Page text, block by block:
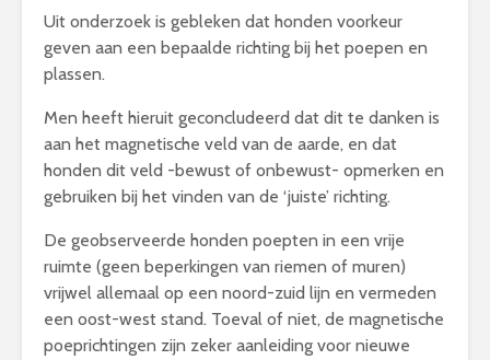
Uit onderzoek is gebleken dat honden voorkeur
geven aan een bepaalde richting bij het poepen en
plassen.
Men heeft hieruit geconcludeerd dat dit te danken is
aan het magnetische veld van de aarde, en dat
honden dit veld -bewust of onbewust- opmerken en
gebruiken bij het vinden van de ‘juiste’ richting.
De geobserveerde honden poepten in een vrije
ruimte (geen beperkingen van riemen of muren)
vrijwel allemaal op een noord-zuid lijn en vermeden
een oost-west stand. Toeval of niet, de magnetische
poeprichtingen zijn zeker aanleiding voor nieuwe